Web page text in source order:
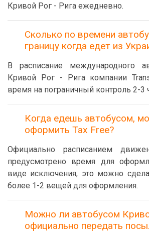
Кривой Рог - Рига ежедневно.
Сколько по времени
границу когда едет из
В расписание международного
Кривой Рог - Рига компании
время на пограничный контроль 2-3
Когда едешь автобусом,
оформить Tax Free?
Официально расписанием
предусмотрено время для
виде исключения, это можно
более 1-2 вещей для оформления.
Можно ли автобусом
официально передать